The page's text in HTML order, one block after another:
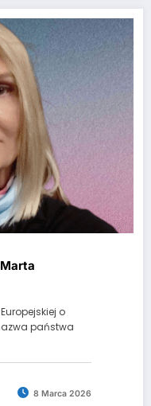
o
państwa
8 Marca 2026